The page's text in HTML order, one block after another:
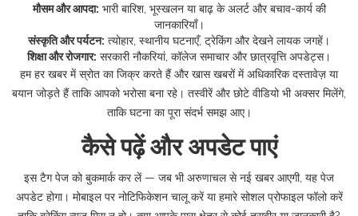
मौसम और आपदा: भारी बारिश, भूस्खलन या बाढ़ के अलर्ट और बचाव-कार्य की
जानकारियाँ।
संस्कृति और पर्यटन: त्योहार, स्थानीय घटनाएँ, ट्रेकिंग और देखने लायक जगहें।
शिक्षा और रोजगार: सरकारी नौकरियां, कॉलेज समाचार और छात्रवृत्ति अपडेट्स।
हम हर खबर में स्रोत का जिक्र करते हैं और खास खबरों में अधिकारिक दस्तावेज़ या
बयान जोड़ते हैं ताकि आपको भरोसा बना रहे। तस्वीरें और छोटे वीडियो भी अक्सर मिलेंगे,
ताकि घटना का पूरा संदर्भ समझ आए।
कैसे पढ़ें और अपडेट पाएं
इस टैग पेज को बुकमार्क कर लें — जब भी अरुणाचल से नई खबर आएगी, यह पेज
अपडेट होगा। मोबाइल पर नोटिफिकेशन चालू करें या हमारे सोशल प्रोफाइल फॉलो करें